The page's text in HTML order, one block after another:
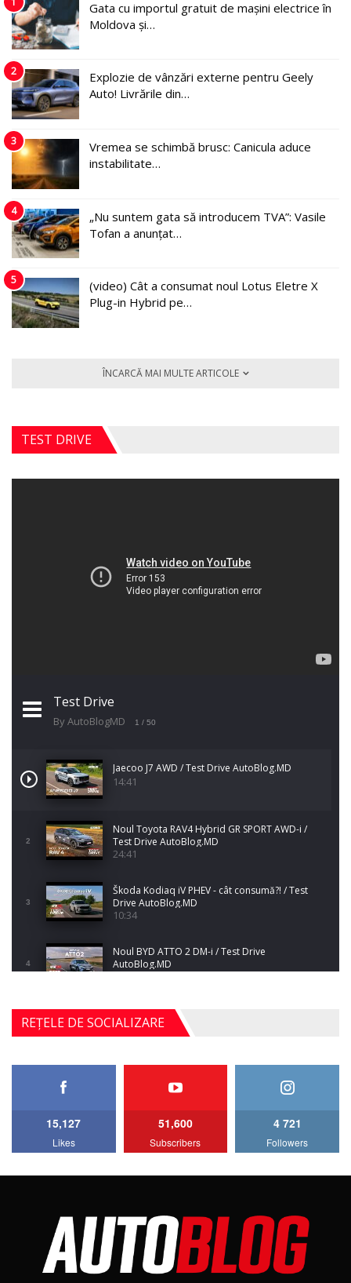
Gata cu importul gratuit de mașini electrice în
Moldova și…
2
Explozie de vânzări externe pentru Geely
Auto! Livrările din…
3
Vremea se schimbă brusc: Canicula aduce
instabilitate…
4
„Nu suntem gata să introducem TVA”: Vasile
Tofan a anunțat…
5
(video) Cât a consumat noul Lotus Eletre X
Plug-in Hybrid pe…
ÎNCARCĂ MAI MULTE ARTICOLE
TEST DRIVE
Test Drive
By AutoBlogMD 1 / 50
Jaecoo J7 AWD / Test Drive AutoBlog.MD
14:41
2
Noul Toyota RAV4 Hybrid GR SPORT AWD-i /
Test Drive AutoBlog.MD
24:41
3
Škoda Kodiaq iV PHEV - cât consumă?! / Test
Drive AutoBlog.MD
10:34
4
Noul BYD ATTO 2 DM-i / Test Drive
AutoBlog.MD
17:35
5
Noul Mercedes-Benz S-Class facelift (S 580
4MATIC V223) / Test Drive AutoBlog.MD
27:33
AutoBlog.MD
15:08
Noul Geely EX2 / Test Drive AutoBlog.MD
15:22
REȚELE DE SOCIALIZARE
15,127
Likes
51,600
Subscribers
4 721
Followers